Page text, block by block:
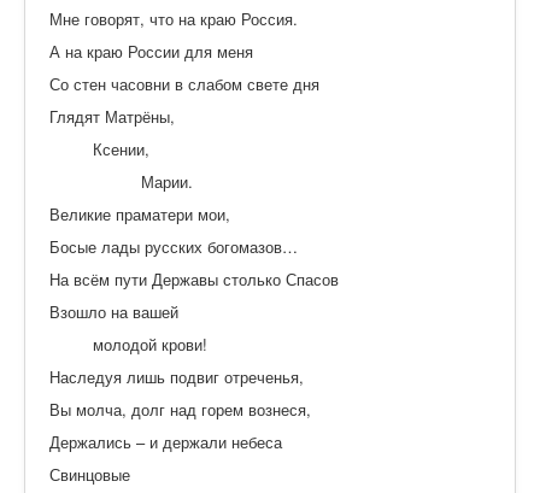
Мне говорят, что на краю Россия.
А на краю России для меня
Со стен часовни в слабом свете дня
Глядят Матрёны,
Ксении,
Марии.
Великие праматери мои,
Босые лады русских богомазов…
На всём пути Державы столько Спасов
Взошло на вашей
молодой крови!
Наследуя лишь подвиг отреченья,
Вы молча, долг над горем вознеся,
Держались – и держали небеса
Свинцовые